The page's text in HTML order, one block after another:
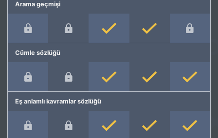
Arama geçmişi
Cümle sözlüğü
Eş anlamlı kavramlar sözlüğü